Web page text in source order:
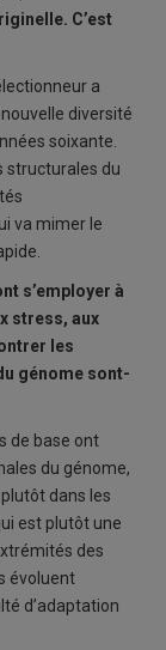
C’est
a
diversité
soixante.
structurales du
va mimer le
s’employer à
stress, aux
les
génome sont-
de base ont
du génome,
dans les
est plutôt une
des
évoluent
d’adaptation